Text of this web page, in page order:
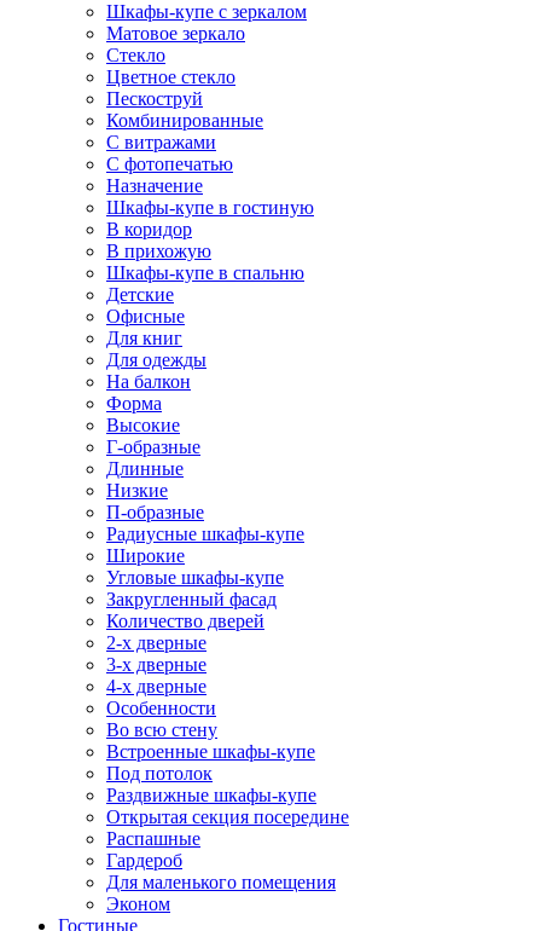
Шкафы-купе с зеркалом
Матовое зеркало
Стекло
Цветное стекло
Пескоструй
Комбинированные
С витражами
С фотопечатью
Назначение
Шкафы-купе в гостиную
В коридор
В прихожую
Шкафы-купе в спальню
Детские
Офисные
Для книг
Для одежды
На балкон
Форма
Высокие
Г-образные
Длинные
Низкие
П-образные
Радиусные шкафы-купе
Широкие
Угловые шкафы-купе
Закругленный фасад
Количество дверей
2-х дверные
3-х дверные
4-х дверные
Особенности
Во всю стену
Встроенные шкафы-купе
Под потолок
Раздвижные шкафы-купе
Открытая секция посередине
Распашные
Гардероб
Для маленького помещения
Эконом
Гостиные